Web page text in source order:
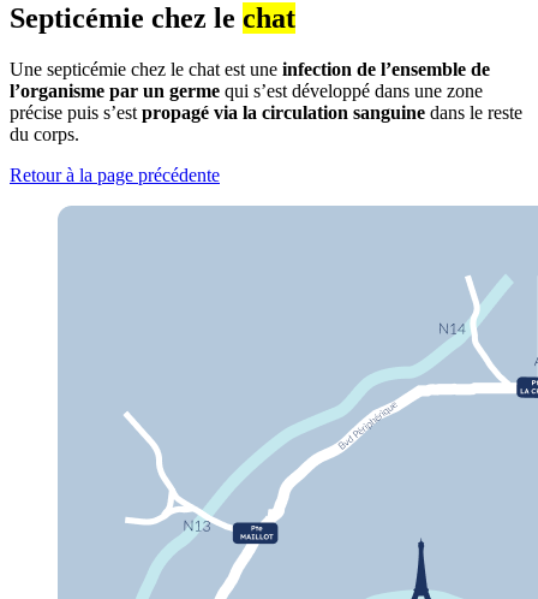
Septicémie chez le chat
Une septicémie chez le chat est une infection de l’ensemble de
l’organisme par un germe qui s’est développé dans une zone
précise puis s’est propagé via la circulation sanguine dans le reste
du corps.
Retour à la page précédente